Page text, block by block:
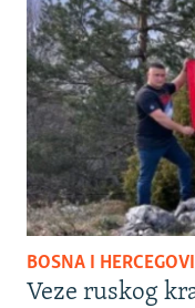
BOSNA I
Veze ruskog